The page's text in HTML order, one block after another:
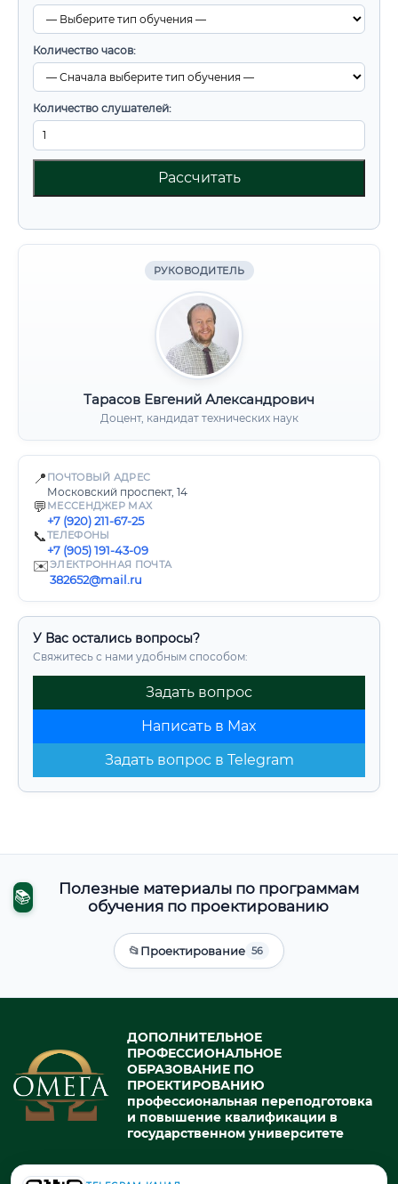
Количество часов:
Количество слушателей:
Рассчитать
РУКОВОДИТЕЛЬ
Тарасов Евгений Александрович
Доцент, кандидат технических наук
📍 ПОЧТОВЫЙ АДРЕС
Московский проспект, 14
💬 МЕССЕНДЖЕР MAX
+7 (920) 211-67-25
📞ТЕЛЕФОНЫ
+7 (905) 191-43-09
✉️ЭЛЕКТРОННАЯ ПОЧТА
382652@mail.ru
У Вас остались вопросы?
Свяжитесь с нами удобным способом:
Задать вопрос
Написать в Max
Задать вопрос в Telegram
📚
Полезные материалы по программам
обучения по проектированию
📂Проектирование 56
ДОПОЛНИТЕЛЬНОЕ
ПРОФЕССИОНАЛЬНОЕ
ОБРАЗОВАНИЕ ПО
ПРОЕКТИРОВАНИЮ
профессиональная переподготовка
и повышение квалификации в
государственном университете